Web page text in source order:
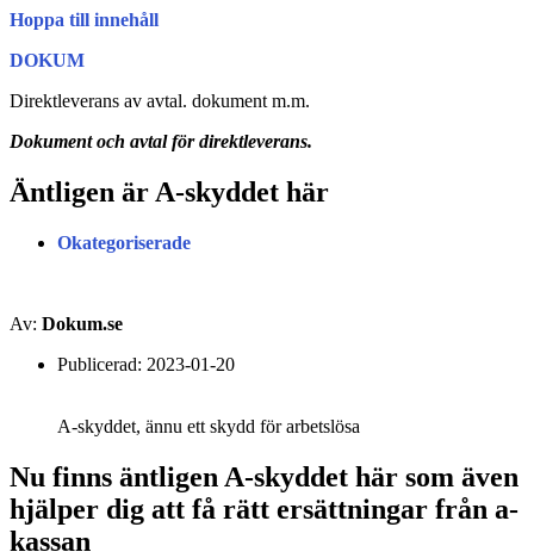
Hoppa till innehåll
DOKUM
Direktleverans av avtal. dokument m.m.
Dokument och avtal för direktleverans.
Äntligen är A-skyddet här
Okategoriserade
Av: Dokum.se
Publicerad: 2023-01-20
A-skyddet, ännu ett skydd för arbetslösa
Nu finns äntligen A-skyddet här som även
hjälper dig att få rätt ersättningar från a-
kassan